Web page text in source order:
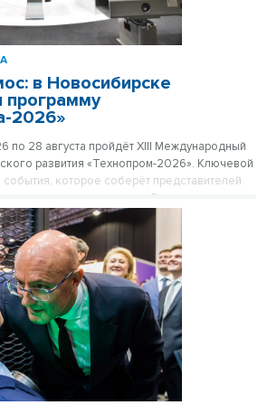
в Новосибирске
программу
2026»
по 28 августа пройдёт ХIII Международный
развития «Технопром-2026». Ключевой
которое соберёт представителей
и десятков регионов России, станет
кольцевой источник фотонов»
технологического лидерства